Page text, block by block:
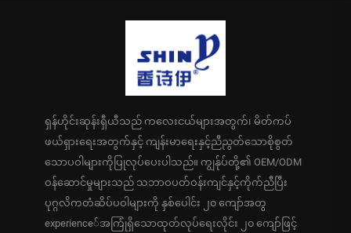
ရှန်ဟိုင်းဆုန်းရှီယီသည် ကလေးငယ်များအတွက်၊ မိတ်ကပ်
ဖယ်ရှားရေးအတွက်နှင့် ကျန်းမာရေးနှင့်ညီညွတ်သောစိုစွတ်
သောပဝါများကိုပြုလုပ်ပေးပါသည်။ ကျွန်ုပ်တို့၏ OEM/ODM
ဝန်ဆောင်မှုများသည် သဘာဝပတ်ဝန်းကျင်နှင့်ကိုက်ညီပြီး
ပုဂ္ဂလိကတံဆိပ်ပဝါများကို နှစ်ပေါင်း ၂၀ ကျော်အတွ
experience်အကြုံရှိသောထုတ်လုပ်ရေးလိုင်း ၂၀ ကျော်ဖြင့်